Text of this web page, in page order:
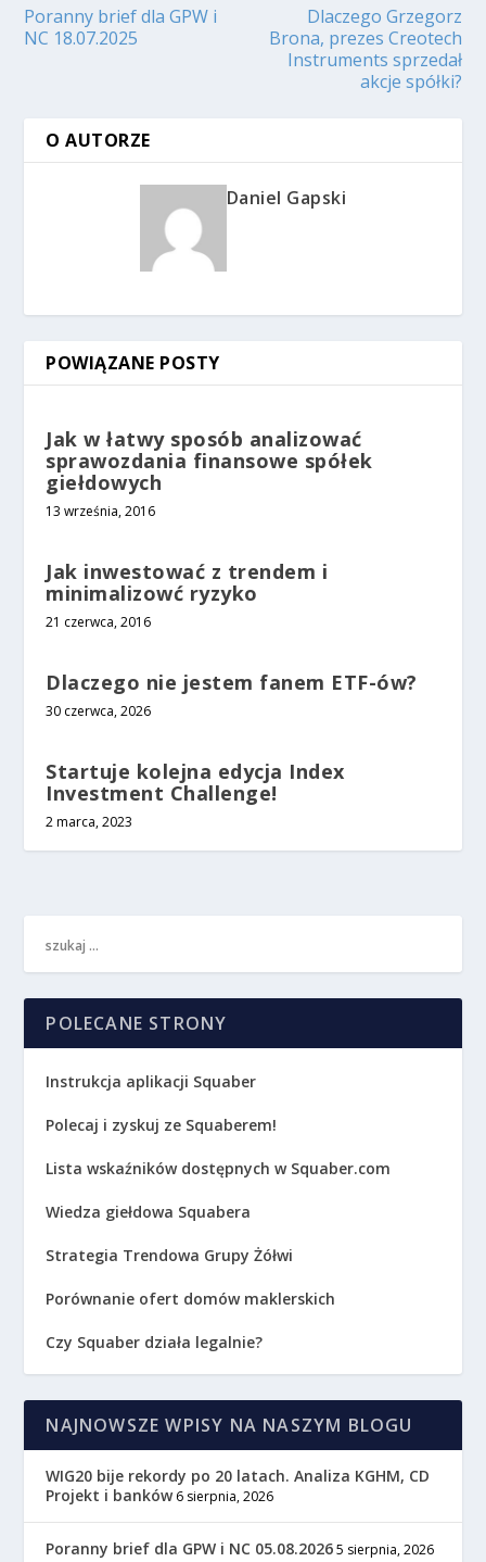
Poranny brief dla GPW i
NC 18.07.2025
Dlaczego Grzegorz
Brona, prezes Creotech
Instruments sprzedał
akcje spółki?
O AUTORZE
Daniel Gapski
POWIĄZANE POSTY
Jak w łatwy sposób analizować
sprawozdania finansowe spółek
giełdowych
13 września, 2016
Jak inwestować z trendem i
minimalizowć ryzyko
21 czerwca, 2016
Dlaczego nie jestem fanem ETF-ów?
30 czerwca, 2026
Startuje kolejna edycja Index
Investment Challenge!
2 marca, 2023
POLECANE STRONY
Instrukcja aplikacji Squaber
Polecaj i zyskuj ze Squaberem!
Lista wskaźników dostępnych w Squaber.com
Wiedza giełdowa Squabera
Strategia Trendowa Grupy Żółwi
Porównanie ofert domów maklerskich
Czy Squaber działa legalnie?
NAJNOWSZE WPISY NA NASZYM BLOGU
WIG20 bije rekordy po 20 latach. Analiza KGHM, CD
Projekt i banków 6 sierpnia, 2026
Poranny brief dla GPW i NC 05.08.2026 5 sierpnia, 2026